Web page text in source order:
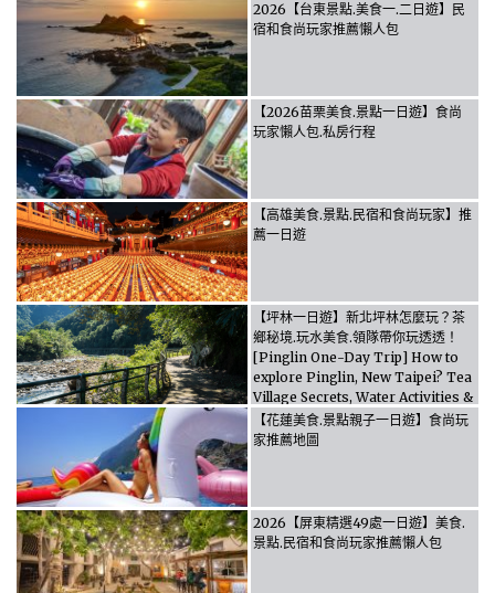
2026【台東景點.美食一.二日遊】民
宿和食尚玩家推薦懶人包
【2026苗栗美食.景點一日遊】食尚
玩家懶人包.私房行程
【高雄美食.景點.民宿和食尚玩家】推
薦一日遊
【坪林一日遊】新北坪林怎麼玩？茶
鄉秘境.玩水美食.領隊帶你玩透透！
[Pinglin One-Day Trip] How to
explore Pinglin, New Taipei? Tea
Village Secrets, Water Activities &
Food, Let the guide take you
through it all!
【花蓮美食.景點親子一日遊】食尚玩
家推薦地圖
2026【屏東精選49處一日遊】美食.
景點.民宿和食尚玩家推薦懶人包